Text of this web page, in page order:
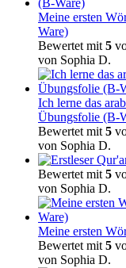
Meine ersten
Ware)
Bewertet mit 5
von Sophia D.
Ich lerne das
Übungsfolie (B-
Bewertet mit 5
von Sophia D.
Bewertet mit 5
von Sophia D.
Meine ersten
Bewertet mit 5
von Sophia D.